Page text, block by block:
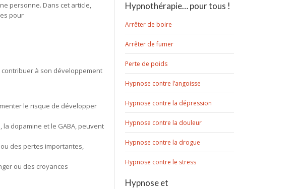
personne. Dans cet article,
pour
à son développement
le risque de développer
dopamine et le GABA, peuvent
des pertes importantes,
ou des croyances
Hypnothérapie… pour tous !
Arrêter de boire
Arrêter de fumer
Perte de poids
Hypnose contre l’angoisse
Hypnose contre la dépression
Hypnose contre la douleur
Hypnose contre la drogue
Hypnose contre le stress
Hypnose et